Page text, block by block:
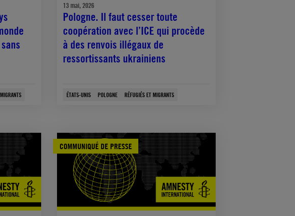
13 mai, 2026
Pologne. Il faut cesser toute
coopération avec l’ICE qui procède
à des renvois illégaux de
ressortissants ukrainiens
ÉTATS-UNIS POLOGNE RÉFUGIÉS ET MIGRANTS
COMMUNIQUÉ DE PRESSE